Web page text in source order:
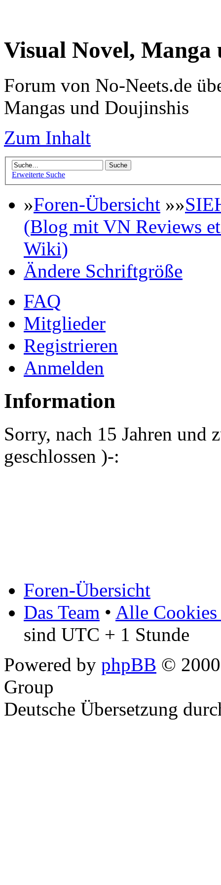
Visual Novel,
Forum von No-Neets.de
Mangas und Doujinshis
Zum Inhalt
Erweiterte Suche
»Foren-Übersicht »»
(Blog mit VN Reviews
Wiki)
Ändere Schriftgröße
FAQ
Mitglieder
Registrieren
Anmelden
Information
Sorry, nach 15 Jahren und
geschlossen )-:
Foren-Übersicht
Das Team • Alle Cookies
sind UTC + 1 Stunde
Powered by phpBB ©
Group
Deutsche Übersetzung